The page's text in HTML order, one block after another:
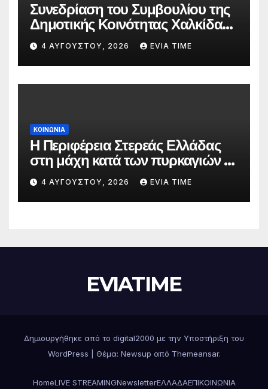
Συνεδρίαση του Συμβουλίου της
Δημοτικής Κοινότητας Χαλκίδας
την 5 Αυγούστου
4 ΑΥΓΟΎΣΤΟΥ, 2026 EVIA TIME
ΚΟΙΝΩΝΙΑ
Η Περιφέρεια Στερεάς Ελλάδας
στη μάχη κατά των πυρκαγιών –
Δράσεις και στήριξη σε πέντε
περιφερειακές ενότητες
4 ΑΥΓΟΎΣΤΟΥ, 2026 EVIA TIME
EVIATIME
Δημιουργήθηκε από το digital2000 με την Υποστήριξη του
WordPress
Θέμα: Newsup από Themeansar.
HomeLIVE STREAMINGNewsletterΕΛΛΑΔΑΕΠΙΚΟΙΝΩΝΙΑ